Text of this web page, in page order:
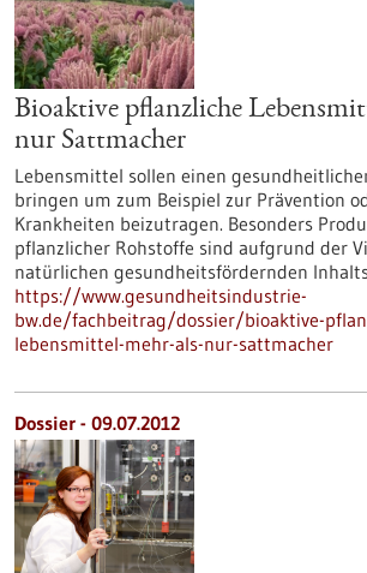
Bioaktive pflanzliche
nur Sattmacher
Lebensmittel sollen einen
bringen um zum Beispiel zur Prävention
Krankheiten beizutragen. Besonders
pflanzlicher Rohstoffe sind aufgrund der
natürlichen gesundheitsfördernden
https://www.gesundheitsindustrie-
bw.de/fachbeitrag/dossier/bioaktive-
lebensmittel-mehr-als-nur-sattmacher
Dossier - 09.07.2012